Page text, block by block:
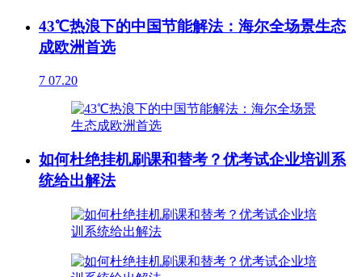
43℃热浪下的中国节能解法：海尔全场景生态
成欧洲首选
7 07.20
如何杜绝挂机刷课和替考？优考试企业培训系
统给出解法